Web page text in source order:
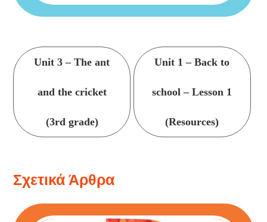
Συνέχεια
ανάγνωσης
Unit 3 – The ant
and the cricket
(3rd grade)
Unit 1 – Back to
school – Lesson 1
(Resources)
Σχετικά Άρθρα